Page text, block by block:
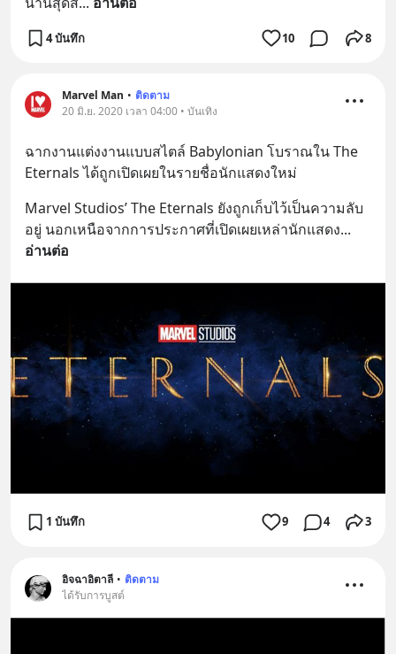
4 บันทึก 10 8
Marvel Man • ติดตาม
20 มิ.ย. 2020 เวลา 04:00 • บันเทิง
ฉากงานแต่งงานแบบสไตล์ Babylonian โบราณใน The
Eternals ได้ถูกเปิดเผยในรายชื่อนักแสดงใหม่
Marvel Studios’ The Eternals ยังถูกเก็บไว้เป็นความลับ
อยู่ นอกเหนือจากการประกาศที่เปิดเผยเหล่านักแสดง
อ่านต่อ
1 บันทึก 9 4 3
อิจฉาอิตาลี • ติดตาม
ได้รับการบูสต์